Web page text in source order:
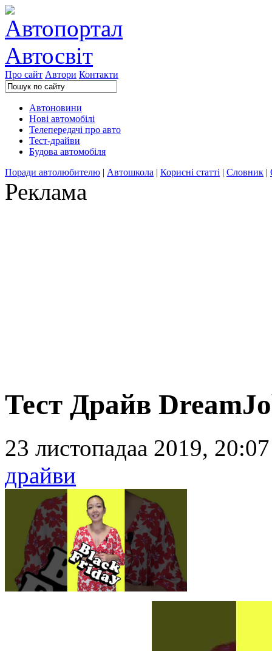
Про сайт Автори Контакти
Автоновини
Нові автомобілі
Телепередачі про авто
Тест-драйви
Будова автомобіля
Поради автолюбителю | Автошкола | Корисні статті | Словник |
Реклама
Тест Драйв
23 листопадаа 2019,
драйви